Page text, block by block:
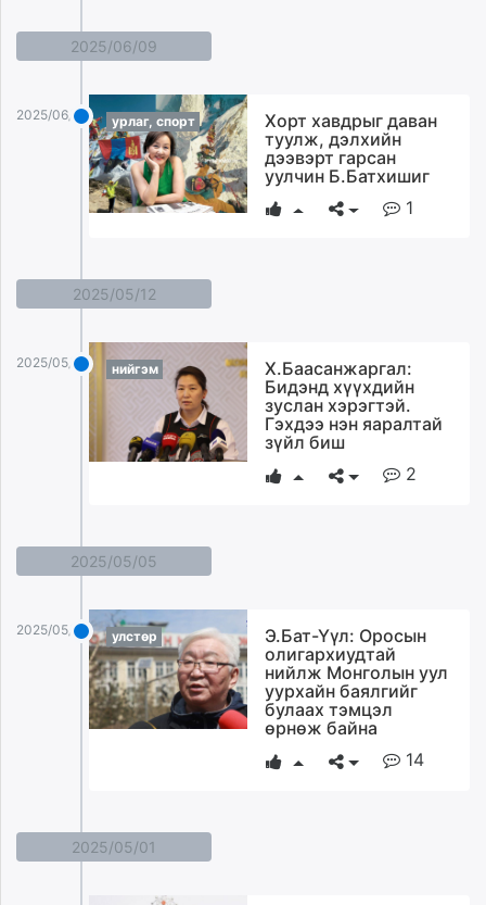
2025/06/09
2025/06/09 урлаг, спорт
Хорт хавдрыг даван
туулж, дэлхийн
дээвэрт гарсан
уулчин Б.Батхишиг
1
2025/05/12
2025/05/12 нийгэм
Х.Баасанжаргал:
Бидэнд хүүхдийн
зуслан хэрэгтэй.
Гэхдээ нэн яаралтай
зүйл биш
2
2025/05/05
2025/05/05 улстөр
Э.Бат-Үүл: Оросын
олигархиудтай
нийлж Монголын уул
уурхайн баялгийг
булаах тэмцэл
өрнөж байна
14
2025/05/01